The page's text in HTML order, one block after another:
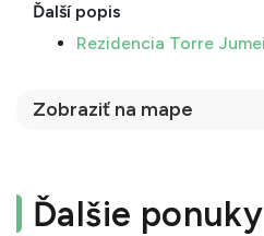
Ďalší popis
Rezidencia Torre
Zobraziť na mape
Ďalšie